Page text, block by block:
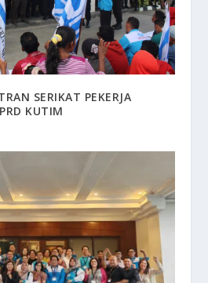
SERIKAT PEKERJA
KUTIM